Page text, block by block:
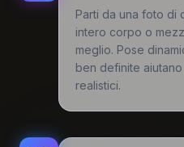
Parti da una foto di
intero corpo o
meglio. Pose
ben definite
realistici.